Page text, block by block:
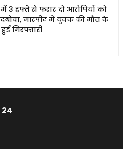
3 हफ्ते से फरार दो आरोपियों को
मारपीट में युवक की मौत के
गिरफ्तारी
24